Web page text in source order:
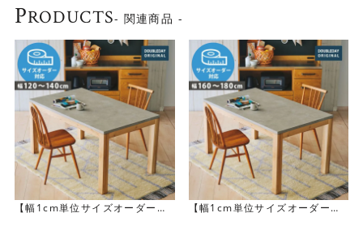
クールな表情が魅力のモルタル調天板
PATNAの最大の特徴はモルタル調の天板です。ベースの
MDF材にモルタル調の塗装を7回重ねています。たった一
人の職人しか再現することができない特殊な塗装技術によ
PRODUCTS- 関連商品 -
【幅1cm単位サイズオーダー】
【幅1cm単位サイズオーダー】